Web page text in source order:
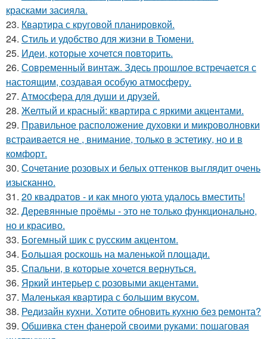
красками засияла.
23. Квартира с круговой планировкой.
24. Стиль и удобство для жизни в Тюмени.
25. Идеи, которые хочется повторить.
26. Современный винтаж. Здесь прошлое встречается с
настоящим, создавая особую атмосферу.
27. Атмосфера для души и друзей.
28. Желтый и красный: квартира с яркими акцентами.
29. Правильное расположение духовки и микроволновки
встраивается не , внимание, только в эстетику, но и в
комфорт.
30. Сочетание розовых и белых оттенков выглядит очень
изысканно.
31. 20 квадратов - и как много уюта удалось вместить!
32. Деревянные проёмы - это не только функционально,
но и красиво.
33. Богемный шик с русским акцентом.
34. Большая роскошь на маленькой площади.
35. Спальни, в которые хочется вернуться.
36. Яркий интерьер с розовыми акцентами.
37. Маленькая квартира с большим вкусом.
38. Редизайн кухни. Хотите обновить кухню без ремонта?
39. Обшивка стен фанерой своими руками: пошаговая